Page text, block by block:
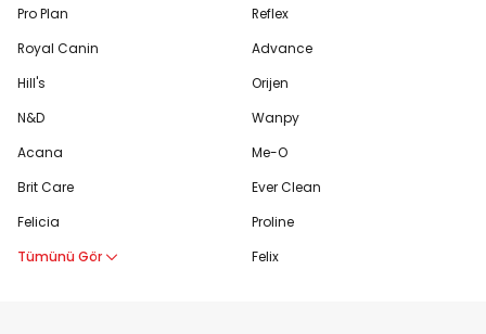
Pro Plan
Royal Canin
Hill's
N&D
Acana
Brit Care
Felicia
Tümünü Gör
Reflex
Advance
Orijen
Wanpy
Me-O
Ever Clean
Proline
Felix